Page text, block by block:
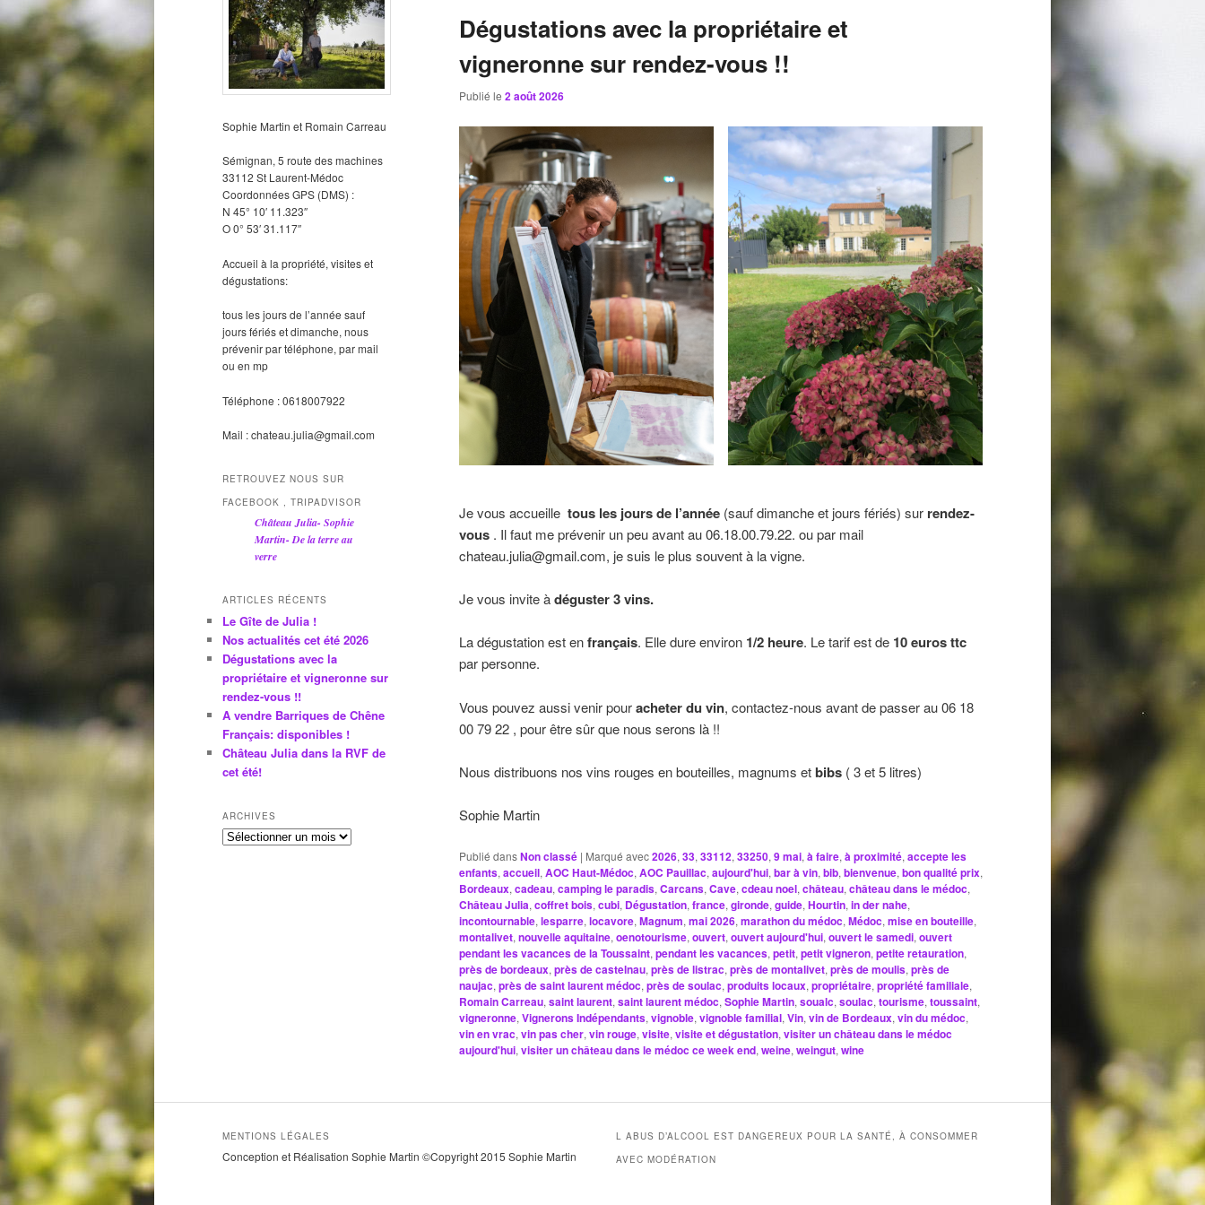
Dégustations avec la propriétaire et
vigneronne sur rendez-vous !!
Publié le 2 août 2026
Je vous accueille tous les jours de l’année (sauf dimanche et jours fériés) sur rendez-
vous . Il faut me prévenir un peu avant au 06.18.00.79.22. ou par mail
chateau.julia@gmail.com, je suis le plus souvent à la vigne.
Je vous invite àdéguster 3 vins.
La dégustation est enfrançais. Elle dure environ 1/2 heure. Le tarif est de 10 euros ttc
par personne.
Vous pouvez aussi venir pouracheter du vin, contactez-nous avant de passer au 06 18
00 79 22 , pour être sûr que nous serons là !!
Nous distribuons nos vins rouges en bouteilles, magnums etbibs ( 3 et 5 litres)
Sophie Martin
Publié dansNon classé | Marqué avec2026, 33, 33112, 33250, 9 mai, à faire, à proximité, accepte les
enfants, accueil, AOC Haut-Médoc, AOC Pauillac, aujourd'hui, bar à vin, bib, bienvenue, bon qualité prix,
Bordeaux, cadeau, camping le paradis, Carcans, Cave, cdeau noel, château, château dans le médoc,
Château Julia, coffret bois, cubi, Dégustation, france, gironde, guide, Hourtin, in der nahe,
incontournable, lesparre, locavore, Magnum, mai 2026, marathon du médoc, Médoc, mise en bouteille,
montalivet, nouvelle aquitaine, oenotourisme, ouvert, ouvert aujourd'hui, ouvert le samedi, ouvert
pendant les vacances de la Toussaint, pendant les vacances, petit, petit vigneron, petite retauration,
près de bordeaux, près de castelnau, près de listrac, près de montalivet, près de moulis, près de
naujac, près de saint laurent médoc, près de soulac, produits locaux, propriétaire, propriété familiale,
Romain Carreau, saint laurent, saint laurent médoc, Sophie Martin, soualc, soulac, tourisme, toussaint,
vigneronne, Vignerons Indépendants, vignoble, vignoble familial, Vin, vin de Bordeaux, vin du médoc,
vin en vrac, vin pas cher, vin rouge, visite, visite et dégustation, visiter un château dans le médoc
aujourd'hui, visiter un château dans le médoc ce week end, weine, weingut, wine
Sophie Martin et Romain Carreau
Sémignan, 5 route des machines
33112 St Laurent-Médoc
Coordonnées GPS (DMS) :
N 45° 10′ 11.323″
O 0° 53′ 31.117″
Accueil à la propriété, visites et
dégustations:
tous les jours de l’année sauf
jours fériés et dimanche, nous
prévenir par téléphone, par mail
ou en mp
Téléphone : 0618007922
Mail : chateau.julia@gmail.com
RETROUVEZ NOUS SUR
FACEBOOK , TRIPADVISOR
Château Julia- Sophie
Martin- De la terre au
verre
ARTICLES RÉCENTS
Le Gîte de Julia !
Nos actualités cet été 2026
Dégustations avec la
propriétaire et vigneronne sur
rendez-vous !!
A vendre Barriques de Chêne
Français: disponibles !
Château Julia dans la RVF de
cet été!
ARCHIVES
A
MENTIONS LÉGALES
Conception et Réalisation Sophie Martin ©Copyright 2015 Sophie Martin
L ABUS D’ALCOOL EST DANGEREUX POUR LA SANTÉ, À CONSOMMER
AVEC MODÉRATION